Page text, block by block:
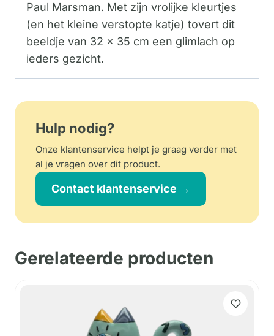
Paul Marsman. Met zijn vrolijke kleurtjes
(en het kleine verstopte katje) tovert dit
beeldje van 32 x 35 cm een glimlach op
ieders gezicht.
Hulp nodig?
Onze klantenservice helpt je graag verder met
al je vragen over dit product.
Contact klantenservice →
Gerelateerde producten